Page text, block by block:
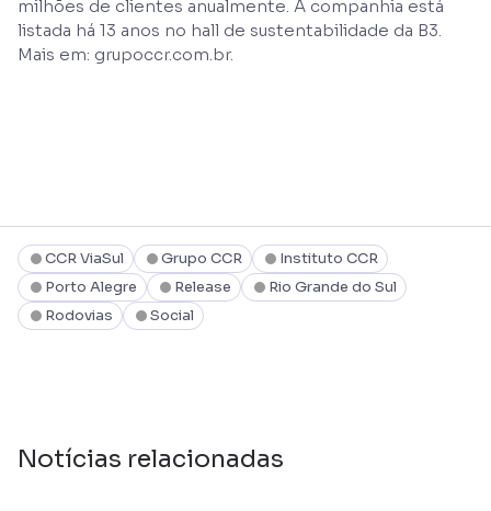
milhões de clientes anualmente. A companhia está
listada há 13 anos no hall de sustentabilidade da B3.
Mais em: grupoccr.com.br.
CCR ViaSul Grupo CCR
Instituto CCR
Porto Alegre
Release
Rio Grande do Sul
Rodovias
Social
Notícias relacionadas